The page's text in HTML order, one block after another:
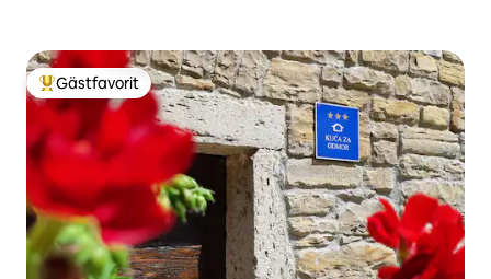
Populär gästfavorit
Gästfavorit